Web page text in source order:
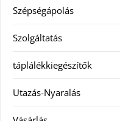
Szépségápolás
Szolgáltatás
táplálékkiegészítők
Utazás-Nyaralás